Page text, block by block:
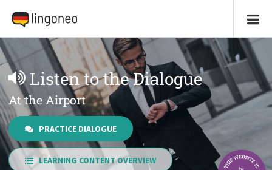
Listen to the Dialogue
At the Airport
PRACTICE DIALOGUE
LEARNING CONTENT OVERVIEW